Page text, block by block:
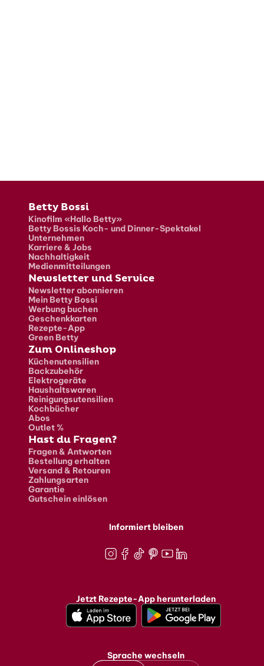
Fusszeile
Betty Bossi
Kinofilm «Hallo Betty»
Betty Bossis Koch- und Dinner-Spektakel
Unternehmen
Karriere & Jobs
Nachhaltigkeit
Medienmitteilungen
Newsletter und Service
Newsletter abonnieren
Mein Betty Bossi
Werbung buchen
Geschenkkarten
Rezepte-App
Green Betty
Zum Onlineshop
Küchenutensilien
Backzubehör
Elektrogeräte
Haushaltswaren
Reinigungsutensilien
Kochbücher
Abos
Outlet %
Hast du Fragen?
Fragen & Antworten
Bestellung erhalten
Versand & Retouren
Zahlungsarten
Garantie
Gutschein einlösen
Informiert bleiben
Jetzt Rezepte-App herunterladen
Sprache wechseln